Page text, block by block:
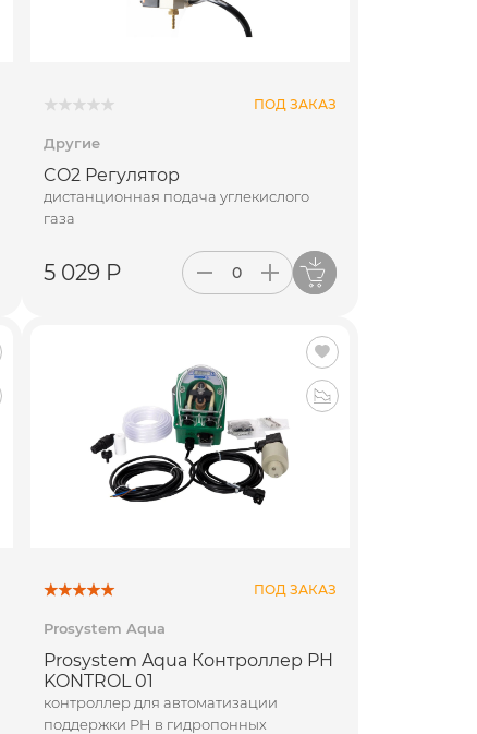
ПОД ЗАКАЗ
Другие
CO2 Регулятор
дистанционная подача углекислого
газа
5 029 Р
ПОД ЗАКАЗ
Prosystem Aqua
Prosystem Aqua Контроллер PH
KONTROL 01
контроллер для автоматизации
поддержки PH в гидропонных